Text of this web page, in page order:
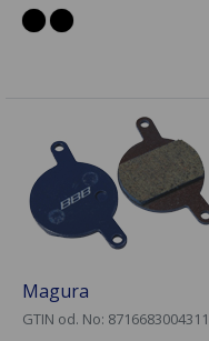
Magura
GTIN od. No: 8716683004311